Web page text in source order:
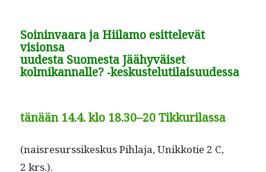
Soininvaara ja Hiilamo esittelevät
visionsa
uudesta Suomesta Jäähyväiset
kolmikannalle? ‑keskustelutilaisuudessa
tänään 14.4. klo 18.30–20 Tikkurilassa
(nais­resurssikeskus Pih­la­ja, Unikkotie 2 C,
2 krs.).